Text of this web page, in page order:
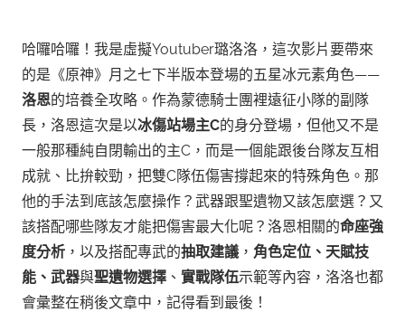
哈囉哈囉！我是虛擬Youtuber璐洛洛，這次影片要帶來
的是《原神》月之七下半版本登場的五星冰元素角色——
洛恩的培養全攻略。 作為蒙德騎士團裡遠征小隊的副隊
長，洛恩這次是以冰傷站場主C的身分登場，但他又不是
一般那種純自閉輸出的主C，而是一個能跟後台隊友互相
成就、比拚較勁，把雙C隊伍傷害撐起來的特殊角色。那
他的手法到底該怎麼操作？武器跟聖遺物又該怎麼選？又
該搭配哪些隊友才能把傷害最大化呢？ 洛恩相關的命座強
度分析 ，以及搭配專武的抽取建議 ， 角色定位、天賦技
能、武器與聖遺物選擇 、 實戰隊伍示範等內容，洛洛也都
會彙整在稍後文章中，記得看到最後！